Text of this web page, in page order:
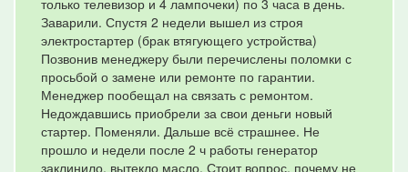
только телевизор и 4 лампочеки) по 3 часа в день.
Заварили. Спустя 2 недели вышел из строя
электростартер (брак втягующего устройства)
Позвонив менеджеру были перечислены поломки с
просьбой о замене или ремонте по гарантии.
Менеджер пообещал на связать с ремонтом.
Недождавшись приобрели за свои деньги новый
стартер. Поменяли. Дальше всё страшнее. Не
прошло и недели после 2 ч работы генератор
заклинило, вытекло масло. Стоит вопрос, почему не